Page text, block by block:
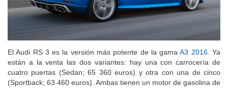
El Audi RS 3 es la versión más potente de la gamaA3 2016. Ya
están a la venta las dos variantes: hay una con carrocería de
cuatro puertas (Sedan; 65 360 euros) y otra con una de cinco
(Sportback; 63 460 euros). Ambas tienen un motor de gasolina de